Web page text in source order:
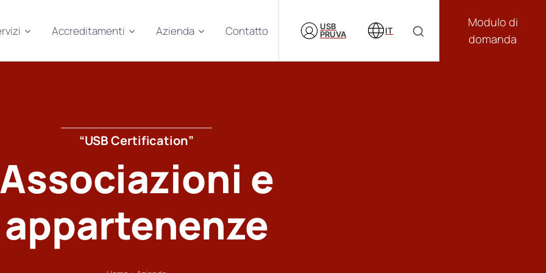
Accreditamenti Azienda Contatto
USB
PRUVA
IT
Modulo di
domanda
“USB Certification”
Associazioni e
appartenenze